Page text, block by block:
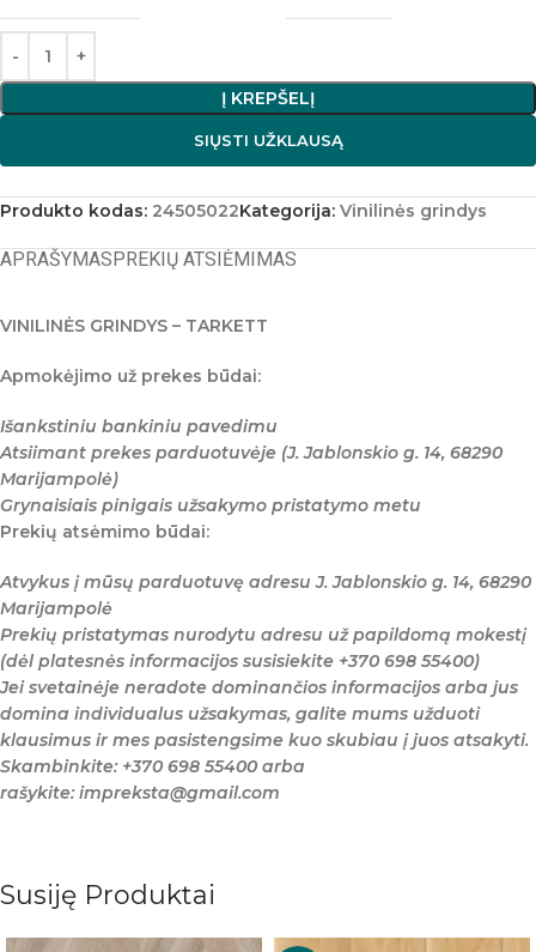
Į KREPŠELĮ
SIŲSTI UŽKLAUSĄ
Produkto kodas: 24505022Kategorija: Vinilinės grindys
APRAŠYMASPREKIŲ ATSIĖMIMAS
VINILINĖS GRINDYS – TARKETT
Apmokėjimo už prekes būdai:
Išankstiniu bankiniu pavedimu
Atsiimant prekes parduotuvėje (J. Jablonskio g. 14, 68290
Marijampolė)
Grynaisiais pinigais užsakymo pristatymo metu
Prekių atsėmimo būdai:
Atvykus į mūsų parduotuvę adresu J. Jablonskio g. 14, 68290
Marijampolė
Prekių pristatymas nurodytu adresu už papildomą mokestį
(dėl platesnės informacijos susisiekite +370 698 55400)
Jei svetainėje neradote dominančios informacijos arba jus
domina individualus užsakymas, galite mums užduoti
klausimus ir mes pasistengsime kuo skubiau į juos atsakyti.
Skambinkite: +370 698 55400 arba
rašykite: impreksta@gmail.com
Susiję Produktai